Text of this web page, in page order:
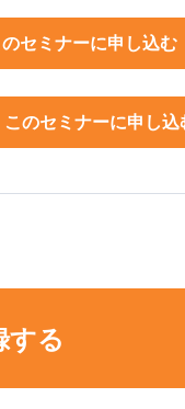
のセミナーに申し込む
このセミナーに申し込
する